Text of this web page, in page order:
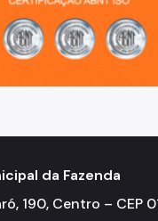
de Imóveis)
e Orientações
Tributos
de Tributos
da Fazenda
190, Centro – CEP